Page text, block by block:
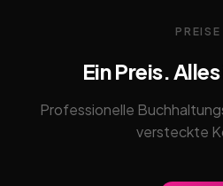
PREISE
Ein Preis.
Professionelle
versteckte